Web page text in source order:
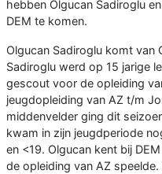
hebben Olgucan Sadiroglu
DEM te komen.
Olgucan Sadiroglu komt van
Sadiroglu werd op 15 jarige
gescout voor de opleiding
jeugdopleiding van AZ t/m
middenvelder ging dit
kwam in zijn jeugdperiode
en <19. Olgucan kent bij
de opleiding van AZ